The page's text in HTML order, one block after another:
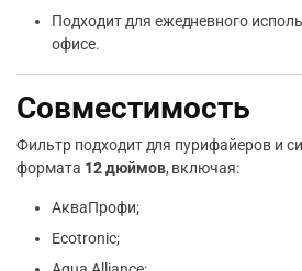
Подходит для ежедневного
офисе.
Совместимость
Фильтр подходит для пурифайеров и
формата 12 дюймов, включая:
АкваПрофи;
Ecotronic;